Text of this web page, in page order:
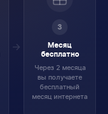
3
Месяц
бесплатно
Через 2 месяца
вы получаете
бесплатный
месяц интернета